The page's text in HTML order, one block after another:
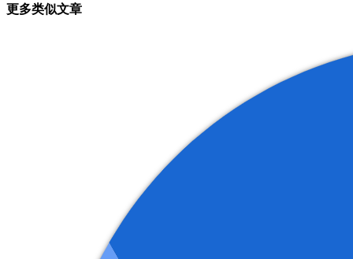
导
更多类似文章